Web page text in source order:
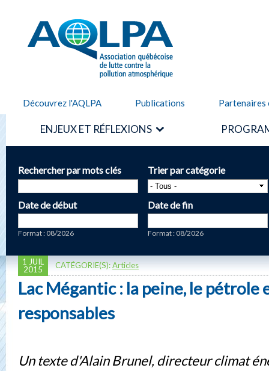
AQLPA
Découvrez l'AQLPA Publications Partenaires
ENJEUX ET RÉFLEXIONS
Rechercher par mots clés Trier par catégorie
Date de début
Format : 08/2026
Date de fin
Format : 08/2026
1 JUIL
2015
CATÉGORIE(S):Articles
Lac Mégantic : la peine, le pétrole
responsables
Un texte d'Alain Brunel, directeur climat